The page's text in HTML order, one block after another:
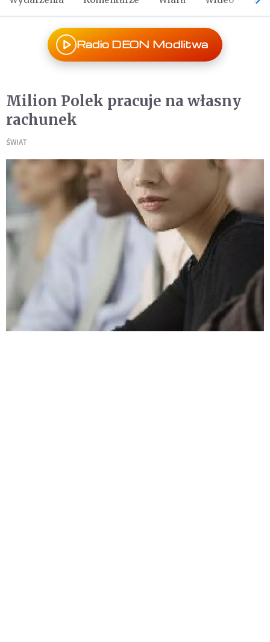
Radio DEON Modlitwa
Milion Polek pracuje na własny
rachunek
ŚWIAT